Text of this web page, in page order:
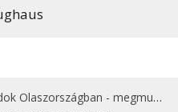
- megmutatjuk a 15 legjobbat